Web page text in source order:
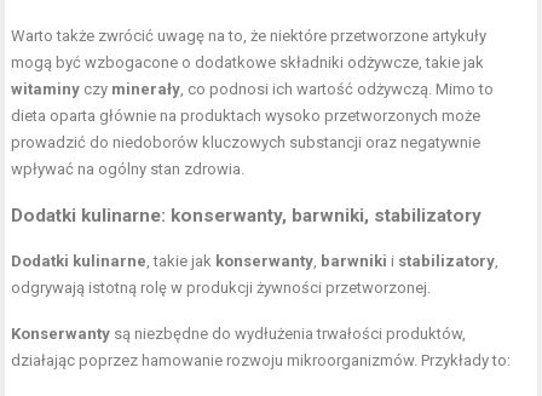
Warto także zwrócić uwagę na to, że niektóre przetworzone artykuły
mogą być wzbogacone o dodatkowe składniki odżywcze, takie jak
witaminy czy minerały , co podnosi ich wartość odżywczą. Mimo to
dieta oparta głównie na produktach wysoko przetworzonych może
prowadzić do niedoborów kluczowych substancji oraz negatywnie
wpływać na ogólny stan zdrowia.
Dodatki kulinarne: konserwanty, barwniki, stabilizatory
Dodatki kulinarne , takie jak konserwanty barwniki i stabilizatory
odgrywają istotną rolę w produkcji żywności przetworzonej.
Konserwanty są niezbędne do wydłużenia trwałości produktów,
działając poprzez hamowanie rozwoju mikroorganizmów. Przykłady to: